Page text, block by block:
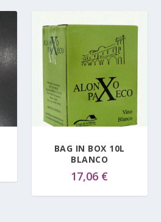
BAG IN BOX 10L
BLANCO
17,06 €